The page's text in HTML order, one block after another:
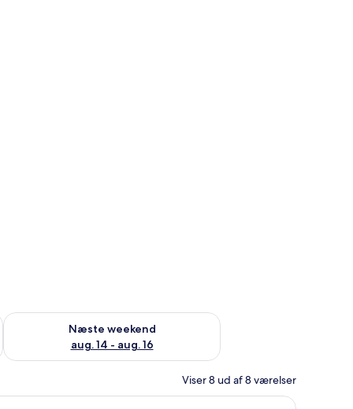
aug. 7 - aug. 9
Næste weekend
aug. 14 - aug. 16
Tjek tilgængelighed for næste weekend aug. 14 - aug. 16
Viser 8 ud af 8 værelser
med lampe, et fjernsyn ophængt på væggen og et vindue med lette